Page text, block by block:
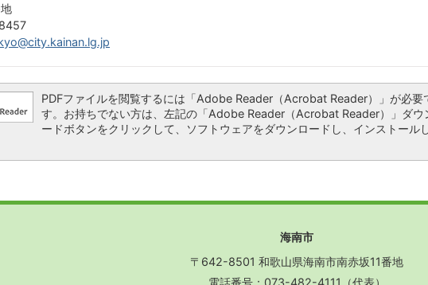
PDFファイルを閲覧するには「Adobe Reader（Acrobat Reader）」が必要
す。お持ちでない方は、左記の「Adobe Reader（Acrobat Reader）」ダウ
ードボタンをクリックして、ソフトウェアをダウンロードし、インストール
海南市
〒642-8501 和歌山県海南市南赤坂11番地